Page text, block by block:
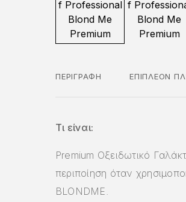
ΠΕΡΙΓΡΑΦΉ ΕΠΙΠΛΈΟΝ
Τι είναι:
Premium Οξειδωτικό
περιποίηση όταν
BLONDME.